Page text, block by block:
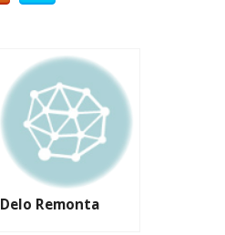
Delo Remonta